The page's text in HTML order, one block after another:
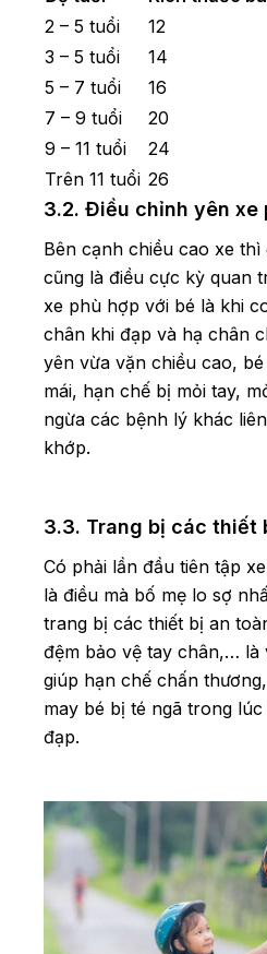
2 – 5 tuổi
12
3 – 5 tuổi
14
5 – 7 tuổi
16
7 – 9 tuổi
20
9 – 11 tuổi
24
Trên 11 tuổi 26
3.2. Điều chỉnh yên xe
Bên cạnh chiều cao xe
cũng là điều cực kỳ quan
xe phù hợp với bé là khi
chân khi đạp và hạ chân
yên vừa vặn chiều cao,
mái, hạn chế bị mỏi tay,
ngừa các bệnh lý khác
khớp.
3.3. Trang bị các thiết
Có phải lần đầu tiên tập
là điều mà bố mẹ lo sợ
trang bị các thiết bị an
đệm bảo vệ tay chân,… là
giúp hạn chế chấn
may bé bị té ngã trong
đạp.